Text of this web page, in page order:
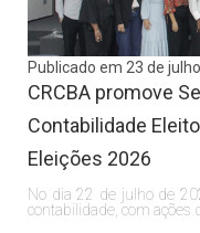
Publicado em 23 de
CRCBA promove
Contabilidade
Eleições 2026
No dia 22 de julho de
contabilidade, com ações